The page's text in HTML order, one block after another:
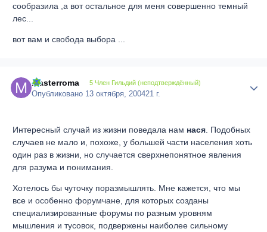
сообразила ,а вот остальное для меня совершенно темный
лес...
вот вам и свобода выбора ...
masterroma 5 Член Гильдий (неподтверждённый)
Опубликовано 13 октября, 200421 г.
Интересный случай из жизни поведала нам нася . Подобных
случаев не мало и, похоже, у большей части населения хоть
один раз в жизни, но случается сверхнепонятное явления
для разума и понимания.
Хотелось бы чуточку поразмышлять. Мне кажется, что мы
все и особенно форумчане, для которых созданы
специализированные форумы по разным уровням
мышления и тусовок, подвержены наиболее сильному